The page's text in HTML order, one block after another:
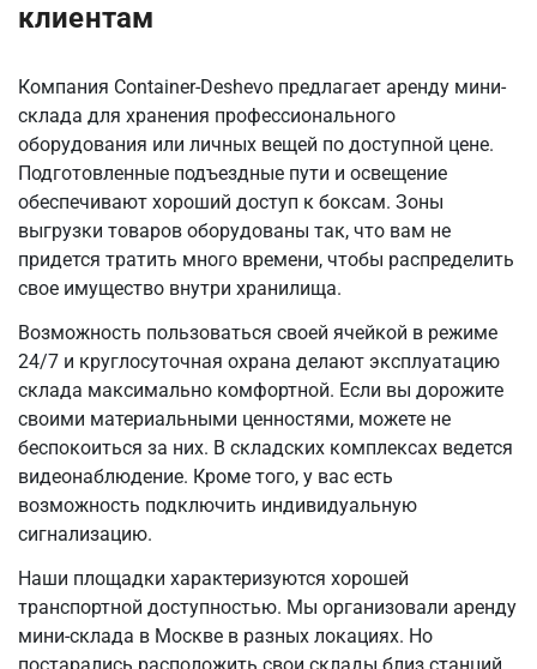
клиентам
Компания Container-Deshevo предлагает аренду мини-
склада для хранения профессионального
оборудования или личных вещей по доступной цене.
Подготовленные подъездные пути и освещение
обеспечивают хороший доступ к боксам. Зоны
выгрузки товаров оборудованы так, что вам не
придется тратить много времени, чтобы распределить
свое имущество внутри хранилища.
Возможность пользоваться своей ячейкой в режиме
24/7 и круглосуточная охрана делают эксплуатацию
склада максимально комфортной. Если вы дорожите
своими материальными ценностями, можете не
беспокоиться за них. В складских комплексах ведется
видеонаблюдение. Кроме того, у вас есть
возможность подключить индивидуальную
сигнализацию.
Наши площадки характеризуются хорошей
транспортной доступностью. Мы организовали аренду
мини-склада в Москве в разных локациях. Но